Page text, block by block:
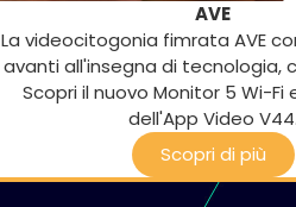
AVE
La videocitogonia fimrata AVE
avanti all'insegna di tecnologia,
Scopri il nuovo Monitor 5 Wi-Fi
dell'App Video V44.
Scopri di più